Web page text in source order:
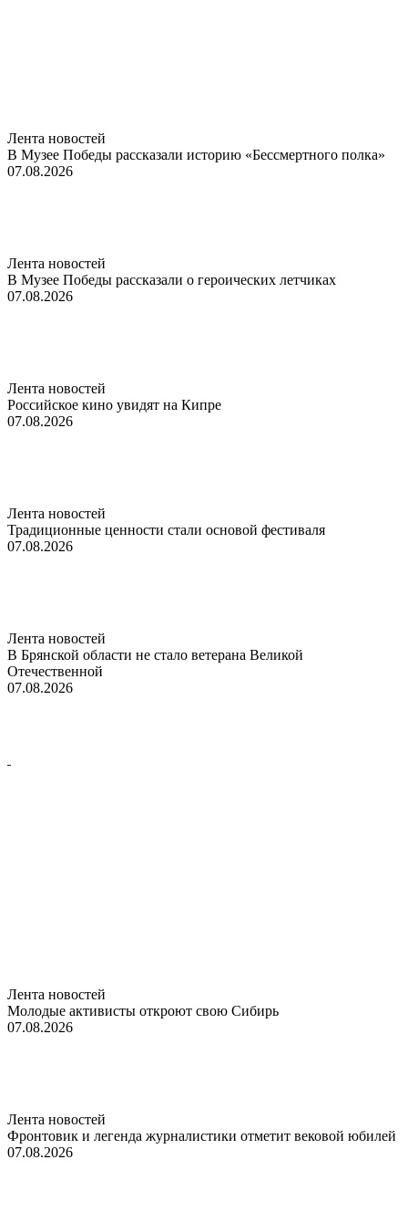
Лента новостей
В Музее Победы рассказали историю «Бессмертного полка»
07.08.2026
Лента новостей
В Музее Победы рассказали о героических летчиках
07.08.2026
Лента новостей
Российское кино увидят на Кипре
07.08.2026
Лента новостей
Традиционные ценности стали основой фестиваля
07.08.2026
Лента новостей
В Брянской области не стало ветерана Великой
Отечественной
07.08.2026
Лента новостей
Молодые активисты откроют свою Сибирь
07.08.2026
Лента новостей
Фронтовик и легенда журналистики отметит вековой юбилей
07.08.2026